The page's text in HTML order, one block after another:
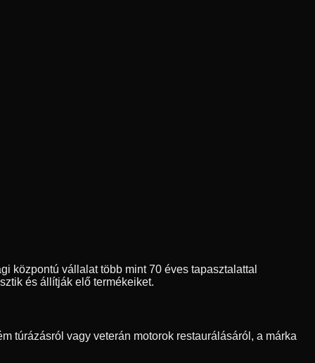
központú vállalat több mint 70 éves tapasztalattal
és állítják elő termékeiket.
túrázásról vagy veterán motorok restaurálásáról, a márka